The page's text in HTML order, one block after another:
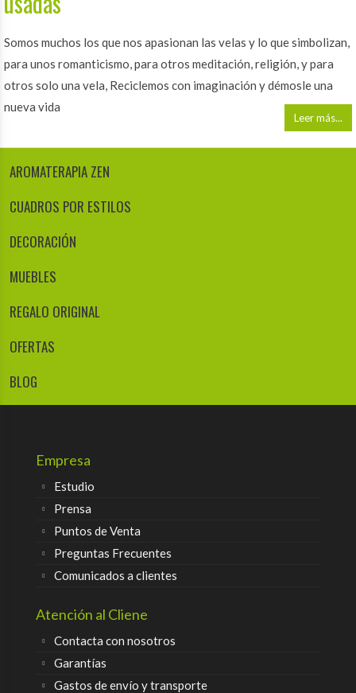
Somos muchos los que nos apasionan las velas y lo que simbolizan,
para unos romanticismo, para otros meditación, religión, y para
otros solo una vela, Reciclemos con imaginación y démosle una
nueva vida
Leer más...
AROMATERAPIA ZEN
CUADROS POR ESTILOS
DECORACIÓN
MUEBLES
REGALO ORIGINAL
OFERTAS
BLOG
Empresa
Estudio
Prensa
Puntos de Venta
Preguntas Frecuentes
Comunicados a clientes
Atención al Cliene
Contacta con nosotros
Garantías
Gastos de envío y transporte